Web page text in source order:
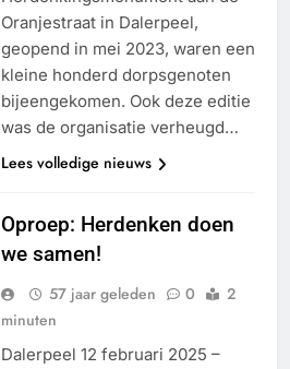
Oranjestraat in Dalerpeel,
geopend in mei 2023, waren een
kleine honderd dorpsgenoten
bijeengekomen. Ook deze editie
was de organisatie verheugd…
Lees volledige nieuws
Oproep: Herdenken doen
we samen!
57 jaar geleden 0
2
minuten
Dalerpeel 12 februari 2025 –